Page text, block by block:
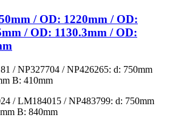
/ OD: 1220mm / OD:
/ OD: 1130.3mm / OD:
/ NP327704 / NP426265: d: 750mm
B: 410mm
/ LM184015 / NP483799: d: 750mm
B: 840mm